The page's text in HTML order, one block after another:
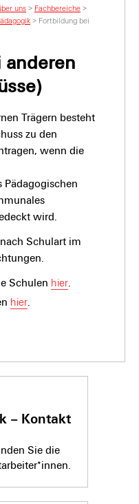
uns > Fachbereiche >
> Fortbildung bei
Trägern besteht
zu den
wenn die
Pädagogischen
wird.
Schulart im
Schulen hier.
hier.
– Kontakt
Sie die